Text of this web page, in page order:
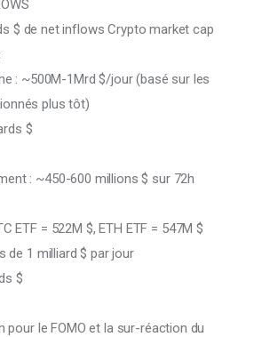
$ de net inflows Crypto market cap
: ~500M-1Mrd $/jour (basé sur les
plus tôt)
$
: ~450-600 millions $ sur 72h
ETF = 522M $, ETH ETF = 547M $
de 1 milliard $ par jour
$
pour le FOMO et la sur-réaction du